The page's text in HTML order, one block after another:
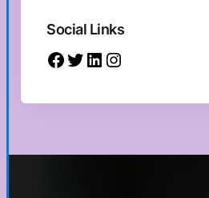
Social Links
Facebook Twitter LinkedIn Instagram